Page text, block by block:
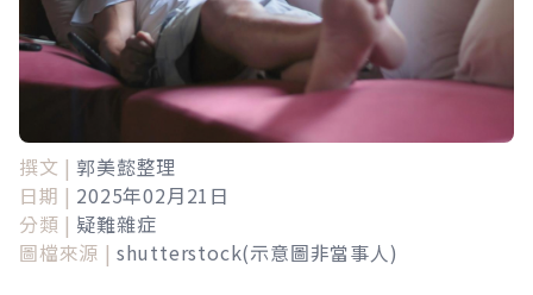
撰文 | 郭美懿整理
日期 | 2025年02月21日
分類 | 疑難雜症
圖檔來源 | shutterstock(示意圖非當事人)